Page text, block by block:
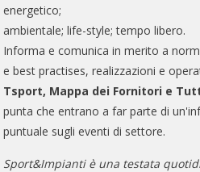
energetico;
ambientale; life-style; tempo libero.
Informa e comunica in merito a
e best practises, realizzazioni e
Tsport, Mappa dei Fornitori e
punta che entrano a far parte di
puntuale sugli eventi di settore.
Sport&Impianti è una testata